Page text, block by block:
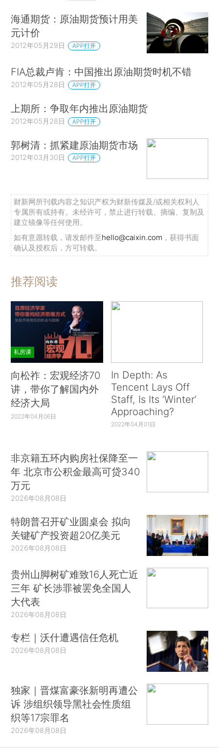
海通期货：原油期货预计用美
元计价
2012年05月29日 APP打开
FIA总裁卢肯：中国推出原油期货时机不错
2012年05月28日 APP打开
上期所：争取年内推出原油期货
2012年05月28日 APP打开
郭树清：抓紧建原油期货市场
2012年03月30日 APP打开
财新网所刊载内容之知识产权为财新传媒及/或相关权利人
专属所有或持有。未经许可，禁止进行转载、摘编、复制及
建立镜像等任何使用。
如有意愿转载，请发邮件至hello@caixin.com ，获得书面
确认及授权后，方可转载。
推荐阅读
私房课
向松祚：宏观经济70
讲，带你了解国内外
经济大局
2022年04月06日
In Depth: As
Tencent Lays Off
Staff, Is Its ‘Winter’
Approaching?
2022年04月01日
非京籍五环内购房社保降至一
年 北京市公积金最高可贷340
万元
2026年08月08日
特朗普召开矿业圆桌会 拟向
关键矿产投资超20亿美元
2026年08月08日
贵州山脚树矿难致16人死亡近
三年 矿长涉罪被罢免全国人
大代表
2026年08月08日
专栏｜沃什遭遇信任危机
2026年08月08日
独家｜晋煤富豪张新明再遭公
诉 涉组织领导黑社会性质组
织等17宗罪名
2026年08月08日